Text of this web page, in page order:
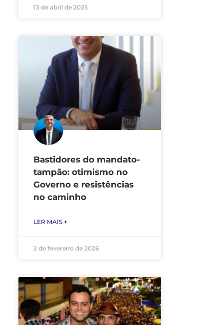
13 de abril de 2025
Bastidores do mandato-
tampão: otimismo no
Governo e resistências
no caminho
LER MAIS +
2 de fevereiro de 2026